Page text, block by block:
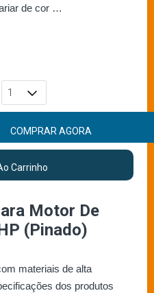
de cor …
COMPRAR AGORA
Carrinho
Motor De
(Pinado)
materiais de alta
dos produtos